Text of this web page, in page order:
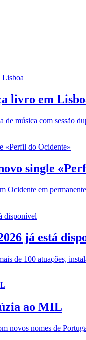
livro em
de música com sessão
single
Ocidente em
já está
de 100 atuações,
ao MIL
novos nomes de